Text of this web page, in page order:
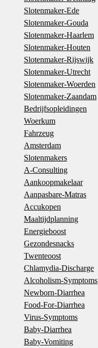
Slotenmaker-Ede
Slotenmaker-Gouda
Slotenmaker-Haarlem
Slotenmaker-Houten
Slotenmaker-Rijswijk
Slotenmaker-Utrecht
Slotenmaker-Woerden
Slotenmaker-Zaandam
Bedrijfsopleidingen
Woerkum
Fahrzeug
Amsterdam
Slotenmakers
A-Consulting
Aankoopmakelaar
Aanpasbare-Matras
Accukopen
Maaltijdplanning
Energieboost
Gezondesnacks
Twenteoost
Chlamydia-Discharge
Alcoholism-Symptoms
Newborn-Diarrhea
Food-For-Diarrhea
Virus-Symptoms
Baby-Diarrhea
Baby-Vomiting